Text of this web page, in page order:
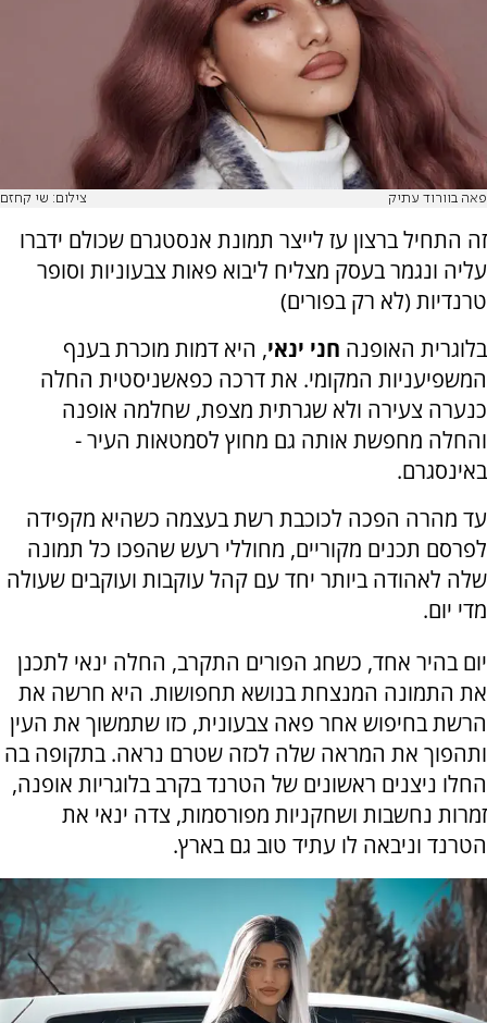
פאה בוורוד עתיק צילום: שי קחזם
זה התחיל ברצון עז לייצר תמונת אנסטגרם שכולם ידברו
עליה ונגמר בעסק מצליח ליבוא פאות צבעוניות וסופר
טרנדיות (לא רק בפורים)
בלוגרית האופנה חני ינאי, היא דמות מוכרת בענף
המשפיעניות המקומי. את דרכה כפאשניסטית החלה
כנערה צעירה ולא שגרתית מצפת, שחלמה אופנה
והחלה מחפשת אותה גם מחוץ לסמטאות העיר -
באינסגרם.
עד מהרה הפכה לכוכבת רשת בעצמה כשהיא מקפידה
לפרסם תכנים מקוריים, מחוללי רעש שהפכו כל תמונה
שלה לאהודה ביותר יחד עם קהל עוקבות ועוקבים שעולה
מדי יום.
יום בהיר אחד, כשחג הפורים התקרב, החלה ינאי לתכנן
את התמונה המנצחת בנושא תחפושות. היא חרשה את
הרשת בחיפוש אחר פאה צבעונית, כזו שתמשוך את העין
ותהפוך את המראה שלה לכזה שטרם נראה. בתקופה בה
החלו ניצנים ראשונים של הטרנד בקרב בלוגריות אופנה,
זמרות נחשבות ושחקניות מפורסמות, צדה ינאי את
הטרנד וניבאה לו עתיד טוב גם בארץ.